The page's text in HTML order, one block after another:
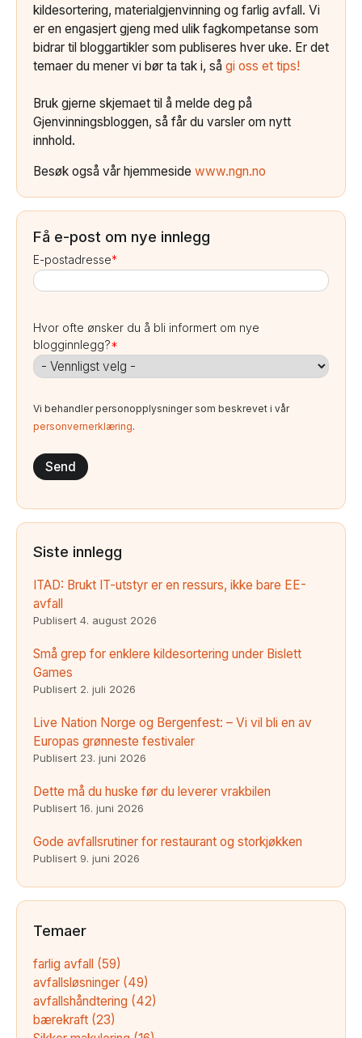
kildesortering, materialgjenvinning og farlig avfall. Vi
er en engasjert gjeng med ulik fagkompetanse som
bidrar til bloggartikler som publiseres hver uke. Er det
temaer du mener vi bør ta tak i, så gi oss et tips!
Bruk gjerne skjemaet til å melde deg på
Gjenvinningsbloggen, så får du varsler om nytt
innhold.
Besøk også vår hjemmeside www.ngn.no
Få e-post om nye innlegg
E-postadresse*
Hvor ofte ønsker du å bli informert om nye
blogginnlegg?*
Vi behandler personopplysninger som beskrevet i vår
personvernerklæring.
Siste innlegg
ITAD: Brukt IT-utstyr er en ressurs, ikke bare EE-
avfall
Publisert 4. august 2026
Små grep for enklere kildesortering under Bislett
Games
Publisert 2. juli 2026
Live Nation Norge og Bergenfest: – Vi vil bli en av
Europas grønneste festivaler
Publisert 23. juni 2026
Dette må du huske før du leverer vrakbilen
Publisert 16. juni 2026
Gode avfallsrutiner for restaurant og storkjøkken
Publisert 9. juni 2026
Temaer
farlig avfall (59)
avfallsløsninger (49)
avfallshåndtering (42)
bærekraft (23)